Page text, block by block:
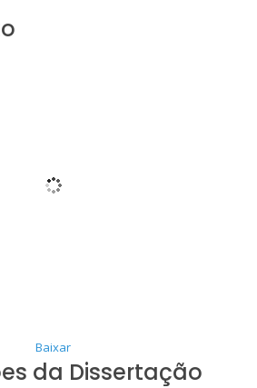
Baixar
da Dissertação